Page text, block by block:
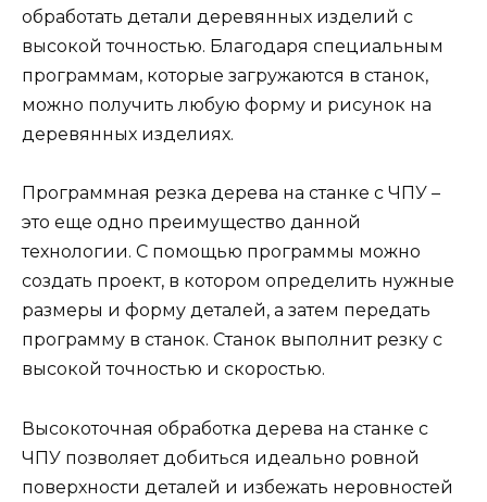
обработать детали деревянных изделий с
высокой точностью. Благодаря специальным
программам, которые загружаются в станок,
можно получить любую форму и рисунок на
деревянных изделиях.
Программная резка дерева на станке с ЧПУ –
это еще одно преимущество данной
технологии. С помощью программы можно
создать проект, в котором определить нужные
размеры и форму деталей, а затем передать
программу в станок. Станок выполнит резку с
высокой точностью и скоростью.
Высокоточная обработка дерева на станке с
ЧПУ позволяет добиться идеально ровной
поверхности деталей и избежать неровностей